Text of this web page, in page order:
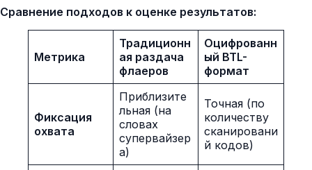
Сравнение подходов к оценке результатов:
Метрика
Традиционн
ая раздача
флаеров
Оцифрованн
ый BTL-
формат
Фиксация
охвата
Приблизите
льная (на
словах
супервайзер
а)
Точная (по
количеству
сканировани
й кодов)